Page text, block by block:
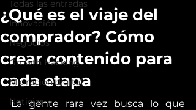
Todas las entradas
Innovación
Negocios
Growth Hacking
Migración digital
Noticias
¿Qué es el viaje del
comprador? Cómo
crear contenido para
cada etapa
La gente rara vez busca lo que